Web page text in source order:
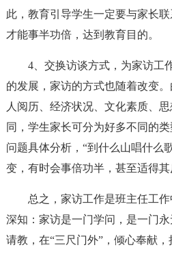
此，教育引导学生一定要与家长
才能事半功倍，达到教育目的。
4、交换访谈方式，为家访工
的发展，家访的方式也随着改变
人阅历、经济状况、文化素质、
同，学生家长可分为好多不同的
问题具体分析，“到什么山唱什么
变，有时会事倍功半，甚至适得其
总之，家访工作是班主任工
深知：家访是一门学问，是一门
请教，在“三尺门外”，倾心奉献